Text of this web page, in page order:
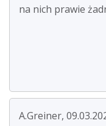
na nich prawie
A.Greiner,